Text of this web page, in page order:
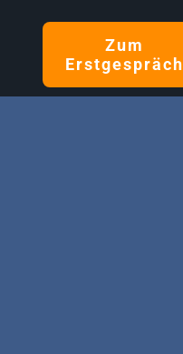
Zum
Erstgespräch